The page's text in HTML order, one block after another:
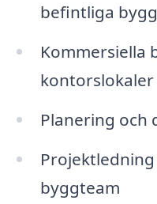
befintliga
Kommersiella
kontorslokaler
Planering och
byggteam